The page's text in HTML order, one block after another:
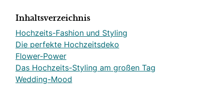
Inhaltsverzeichnis
Hochzeits-Fashion und Styling
Die perfekte Hochzeitsdeko
Flower-Power
Das Hochzeits-Styling am großen Tag
Wedding-Mood